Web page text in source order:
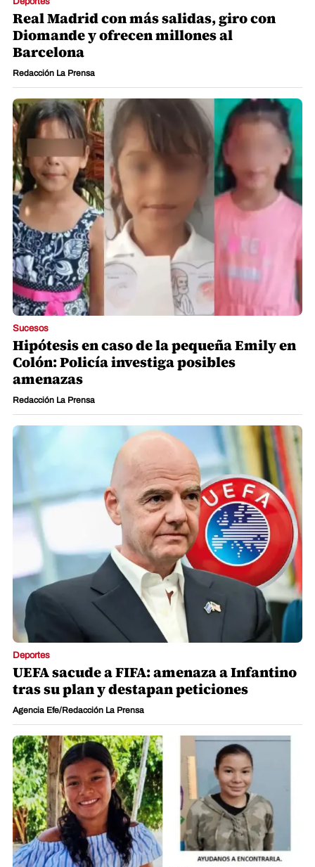
Real Madrid con más salidas, giro con
Diomande y ofrecen millones al
Barcelona
Redacción La Prensa
Sucesos
Hipótesis en caso de la pequeña Emily en
Colón: Policía investiga posibles
amenazas
Redacción La Prensa
Deportes
UEFA sacude a FIFA: amenaza a Infantino
tras su plan y destapan peticiones
Agencia Efe/Redacción La Prensa